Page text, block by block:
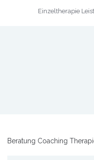
Einzeltherapie
Beratung Coaching